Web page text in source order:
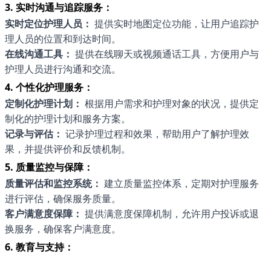
3. 实时沟通与追踪服务：
实时定位护理人员： 提供实时地图定位功能，让用户追踪护
理人员的位置和到达时间。
在线沟通工具： 提供在线聊天或视频通话工具，方便用户与
护理人员进行沟通和交流。
4. 个性化护理服务：
定制化护理计划： 根据用户需求和护理对象的状况，提供定
制化的护理计划和服务方案。
记录与评估： 记录护理过程和效果，帮助用户了解护理效
果，并提供评价和反馈机制。
5. 质量监控与保障：
质量评估和监控系统： 建立质量监控体系，定期对护理服务
进行评估，确保服务质量。
客户满意度保障： 提供满意度保障机制，允许用户投诉或退
换服务，确保客户满意度。
6. 教育与支持：